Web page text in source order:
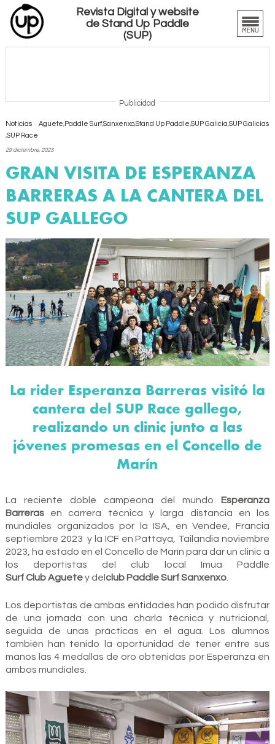
Revista Digital y website
de Stand Up Paddle
(SUP)
Publicidad
Noticias Aguete,Paddle Surf,Sanxenxo,Stand Up Paddle,SUP Galicia,SUP Galicias
,SUP Race
29 diciembre, 2023
GRAN VISITA DE ESPERANZA
BARRERAS A LA CANTERA DEL
SUP GALLEGO
La rider Esperanza Barreras visitó la
cantera del SUP Race gallego,
realizando un clinic junto a las
jóvenes promesas en el Concello de
Marín
La reciente doble campeona del mundoEsperanza
Barrerasen carrera técnica y larga distancia en los
mundiales organizados por la ISA, en Vendee, Francia
septiembre 2023 y la ICF en Pattaya, Tailandia noviembre
2023, ha estado en el Concello de Marín para dar un clinic a
los deportistas del club local Imua Paddle
Surf Club Aguetey delclub Paddle Surf Sanxenxo.
Los deportistas de ambas entidades han podido disfrutar
de una jornada con una charla técnica y nutricional,
seguida de unas prácticas en el agua. Los alumnos
también han tenido la oportunidad de tener entre sus
manos las 4 medallas de oro obtenidas por Esperanza en
ambos mundiales.